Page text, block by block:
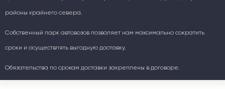
районы крайнего севера.
Собственный парк автовозов позволяет нам максимально сократить
сроки и осуществлять выгодную доставку.
Обязательства по срокам доставки закреплены в договоре.